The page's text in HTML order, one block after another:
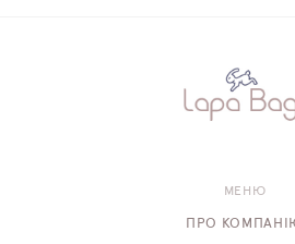
МЕНЮ
ПРО